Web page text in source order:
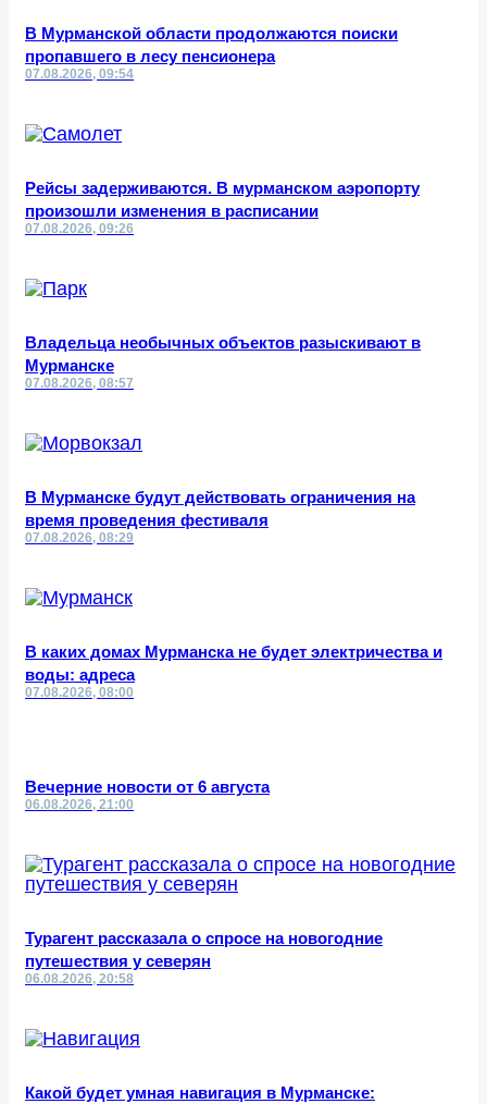
В Мурманской области продолжаются поиски
пропавшего в лесу пенсионера
07.08.2026, 09:54
Рейсы задерживаются. В мурманском аэропорту
произошли изменения в расписании
07.08.2026, 09:26
Владельца необычных объектов разыскивают в
Мурманске
07.08.2026, 08:57
В Мурманске будут действовать ограничения на
время проведения фестиваля
07.08.2026, 08:29
В каких домах Мурманска не будет электричества и
воды: адреса
07.08.2026, 08:00
Вечерние новости от 6 августа
06.08.2026, 21:00
Турагент рассказала о спросе на новогодние
путешествия у северян
06.08.2026, 20:58
Какой будет умная навигация в Мурманске: